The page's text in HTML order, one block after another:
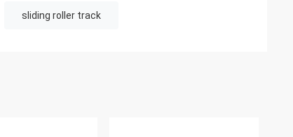
sliding roller track